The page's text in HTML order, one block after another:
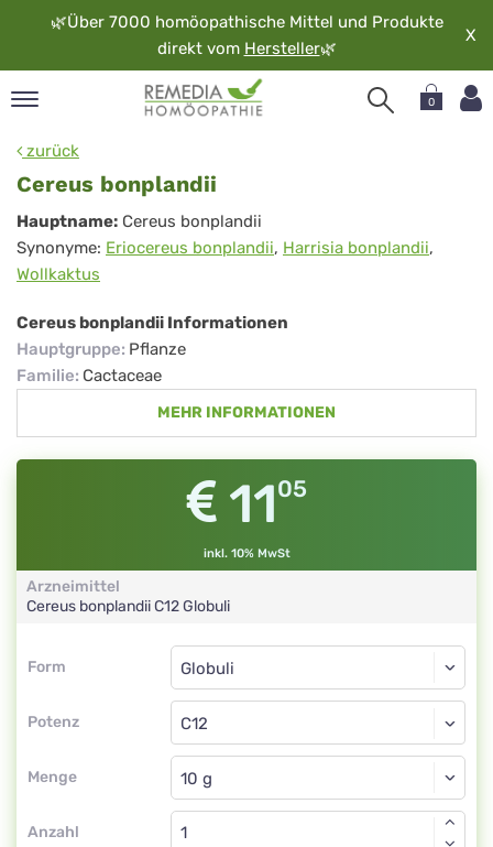
🌿Über 7000 homöopathische Mittel und Produkte
direkt vom Hersteller🌿
X
0
zurück
Cereus bonplandii
Cereus
bonplandii
Hauptname: Cereus bonplandii
Synonyme: Eriocereus bonplandii, Harrisia bonplandii,
Wollkaktus
Cereus bonplandii Informationen
Hauptgruppe: Pflanze
Familie: Cactaceae
MEHR INFORMATIONEN
1105
inkl. 10% MwSt
Arzneimittel
Cereus bonplandiiC12Globuli
Form
Form
Potenz
Globuli
C12
Menge
Globuli
Anzahl